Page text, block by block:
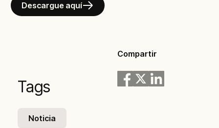
Descargue aquí
Tags
Noticia
Compartir